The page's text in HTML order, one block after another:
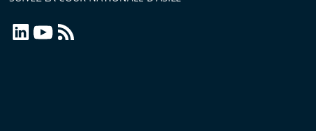
linkedinyoutube
Flux
RSS